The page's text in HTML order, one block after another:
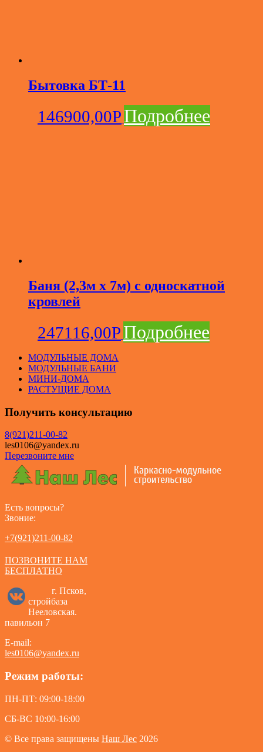
Бытовка БТ-11
146900,00РПодробнее
Баня (2,3м х 7м) с односкатной
кровлей
247116,00РПодробнее
МОДУЛЬНЫЕ ДОМА
МОДУЛЬНЫЕ БАНИ
МИНИ-ДОМА
РАСТУЩИЕ ДОМА
Получить консультацию
8(921)211-00-82
les0106@yandex.ru
Перезвоните мне
Есть вопросы?
Звоние:
+7(921)211-00-82
ПОЗВОНИТЕ НАМ
БЕСПЛАТНО
г. Псков,
стройбаза
Нееловская.
павильон 7
E-mail:
les0106@yandex.ru
Режим работы:
ПН-ПТ: 09:00-18:00
СБ-ВС 10:00-16:00
© Все права защищены Наш Лес 2026